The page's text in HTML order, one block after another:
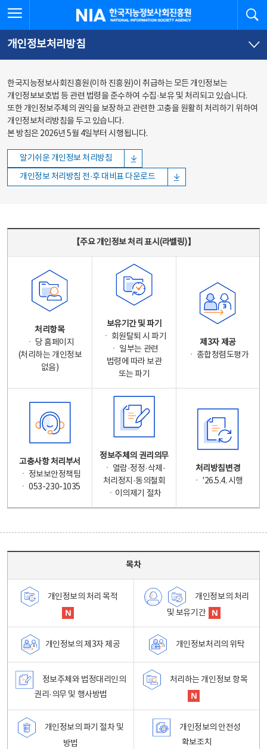
바로가기
바로가기
한국지능정보사회진흥원
개인정보처리방침
한국지능정보사회진흥원(이하 진흥원)이 취급하는 모든 개인정보는
개인정보보호법 등 관련 법령을 준수하여 수집·보유 및 처리되고 있습니다.
또한 개인정보주체의 권익을 보장하고 관련한 고충을 원활히 처리하기 위하여
개인정보처리방침을 두고 있습니다.
본 방침은 2026년 5월 4일부터 시행됩니다.
알기쉬운 개인정보 처리방침
개인정보 처리방침 전·후 대비표 다운로드
【주요 개인정보 처리 표시(라벨링)】
처리항목
ㆍ 당 홈페이지
(처리하는 개인정보
없음)
보유기간 및 파기
ㆍ 회원탈퇴 시 파기
ㆍ 일부는 관련
법령에 따라 보관
또는 파기
제3자 제공
ㆍ 종합청렴도평가
고충사항 처리부서
ㆍ 정보보안정책팀
ㆍ 053-230-1035
정보주체의 권리의무
ㆍ 열람·정정·삭제·
처리정지·동의철회
ㆍ이의제기 절차
처리방침변경
ㆍ '26.5.4. 시행
목차
개인정보의 처리 목적
개인정보의 처리
및 보유기간
개인정보의 제3자 제공 개인정보처리의 위탁
정보주체와 법정대리인의
권리·의무 및 행사방법
처리하는 개인정보 항목
개인정보의 파기 절차 및
방법
개인정보의 안전성
확보조치